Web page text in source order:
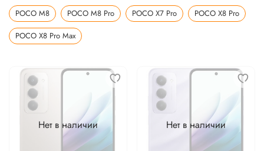
POCO M8
POCO M8 Pro POCO X7 Pro
POCO X8 Pro
POCO X8 Pro Max
Нет в наличии Нет в наличии